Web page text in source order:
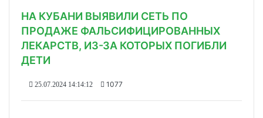
НА КУБАНИ ВЫЯВИЛИ СЕТЬ ПО
ПРОДАЖЕ ФАЛЬСИФИЦИРОВАННЫХ
ЛЕКАРСТВ, ИЗ-ЗА КОТОРЫХ ПОГИБЛИ
ДЕТИ
25.07.2024 14:14:12 1077